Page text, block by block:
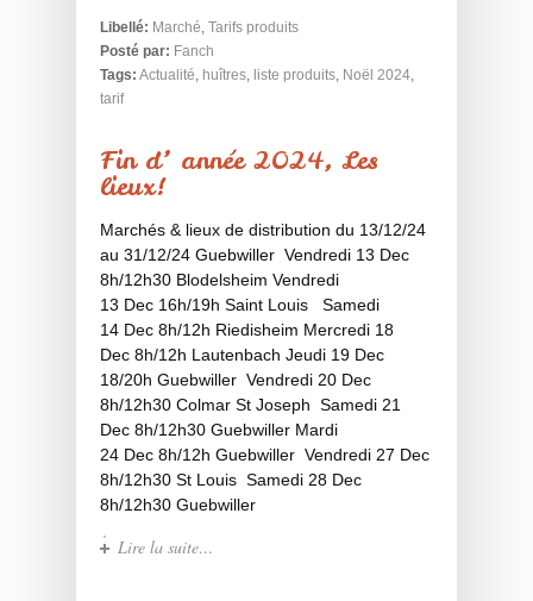
Libellé: Marché, Tarifs produits
Posté par: Fanch
Tags: Actualité, huîtres, liste produits, Noël 2024,
tarif
Fin d’ année 2024, Les
lieux!
Marchés & lieux de distribution du 13/12/24
au 31/12/24 Guebwiller Vendredi 13 Dec
8h/12h30 Blodelsheim Vendredi
13 Dec 16h/19h Saint Louis Samedi
14 Dec 8h/12h Riedisheim Mercredi 18
Dec 8h/12h Lautenbach Jeudi 19 Dec
18/20h Guebwiller Vendredi 20 Dec
8h/12h30 Colmar St Joseph Samedi 21
Dec 8h/12h30 Guebwiller Mardi
24 Dec 8h/12h Guebwiller Vendredi 27 Dec
8h/12h30 St Louis Samedi 28 Dec
8h/12h30 Guebwiller
Lire la suite…